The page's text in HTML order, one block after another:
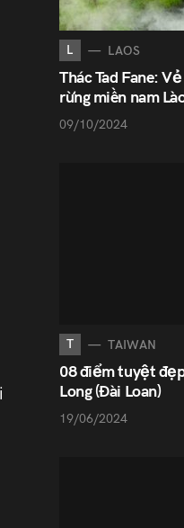
L LAOS
Thác Tad Fane:
rừng miền nam
09/10/2024
T TAIWAN
08 điểm tuyệt
Long (Đài Loan)
19/06/2024